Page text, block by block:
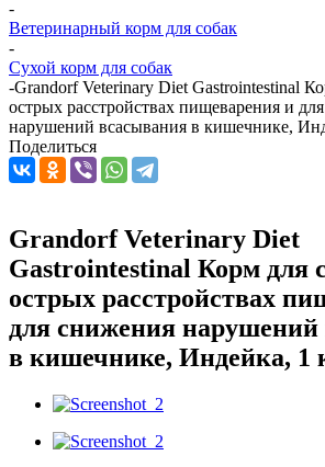
-
Ветеринарный корм для собак
-
Сухой корм для собак
-Grandorf Veterinary Diet Gastrointestinal
острых расстройствах пищеварения и
нарушений всасывания в кишечнике,
Поделиться
Grandorf Veterinary Diet
Gastrointestinal Корм для
острых расстройствах
для снижения
в кишечнике, Индейка, 1